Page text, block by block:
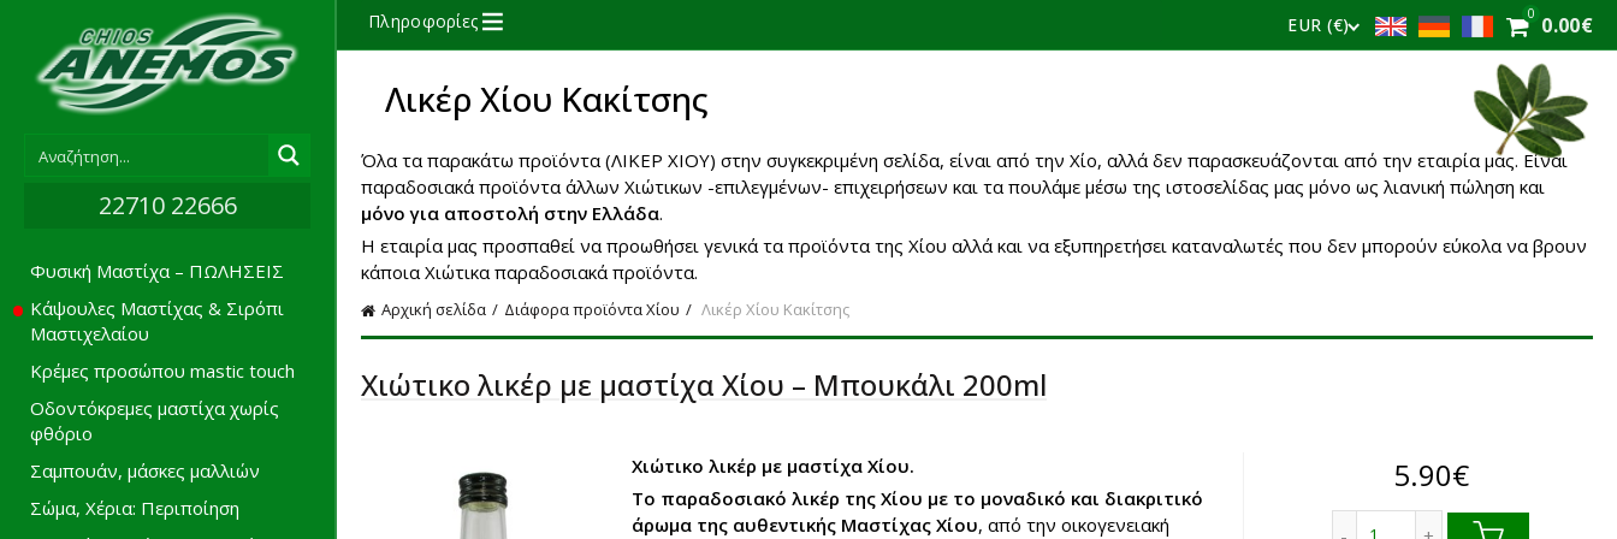
EUR (€)
0 0.00€
Πληροφορίες
22710 22666
Φυσική Μαστίχα – ΠΩΛΗΣΕΙΣ
Κάψουλες Μαστίχας & Σιρόπι
Μαστιχελαίου
Κρέμες προσώπου mastic touch
Οδοντόκρεμες μαστίχα χωρίς
φθόριο
Σαμπουάν, μάσκες μαλλιών
Σώμα, Χέρια: Περιποίηση
Λικέρ Χίου Κακίτσης
Όλα τα παρακάτω προϊόντα (ΛΙΚΕΡ ΧΙΟΥ) στην συγκεκριμένη σελίδα, είναι από την Χίο, αλλά δεν παρασκευάζονται από την εταιρία μας. Είναι
παραδοσιακά προϊόντα άλλων Χιώτικων -επιλεγμένων- επιχειρήσεων και τα πουλάμε μέσω της ιστοσελίδας μας μόνο ως λιανική πώληση και
μόνο για αποστολή στην Ελλάδα.
Η εταιρία μας προσπαθεί να προωθήσει γενικά τα προϊόντα της Χίου αλλά και να εξυπηρετήσει καταναλωτές που δεν μπορούν εύκολα να βρουν
κάποια Χιώτικα παραδοσιακά προϊόντα.
Αρχική σελίδα Διάφορα προϊόντα Χίου Λικέρ Χίου Κακίτσης
Χιώτικο λικέρ με μαστίχα Χίου – Μπουκάλι 200ml
Χιώτικο λικέρ με μαστίχα Χίου.
Το παραδοσιακό λικέρ της Χίου με το μοναδικό και διακριτικό
άρωμα της αυθεντικής Μαστίχας Χίου, από την οικογενειακή
5.90€
Χιώτικο λικέρ με μαστίχα